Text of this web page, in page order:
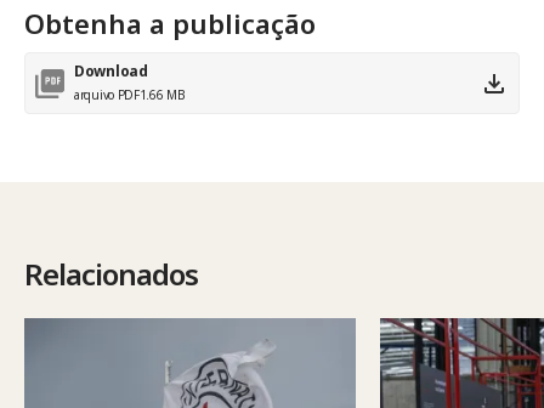
Obtenha a publicação
Download
arquivo PDF1.66 MB
Relacionados